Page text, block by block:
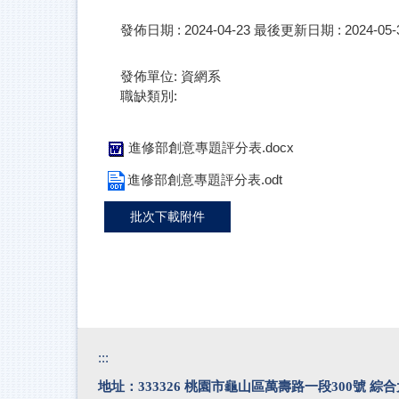
發佈日期 : 2024-04-23 最後更新日期 : 2024-05-
發佈單位: 資網系
職缺類別:
進修部創意專題評分表.docx
進修部創意專題評分表.odt
批次下載附件
:::
地址：333326 桃園市龜山區萬壽路一段300號 綜